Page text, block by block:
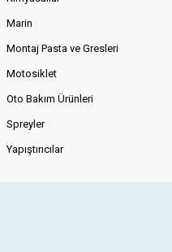
Marin
Montaj Pasta ve Gresleri
Motosiklet
Oto Bakım Ürünleri
Spreyler
Yapıştırıcılar